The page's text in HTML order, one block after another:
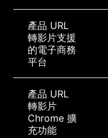
產品 URL
轉影片支援
的電子商務
平台
產品 URL
轉影片
Chrome 擴
充功能